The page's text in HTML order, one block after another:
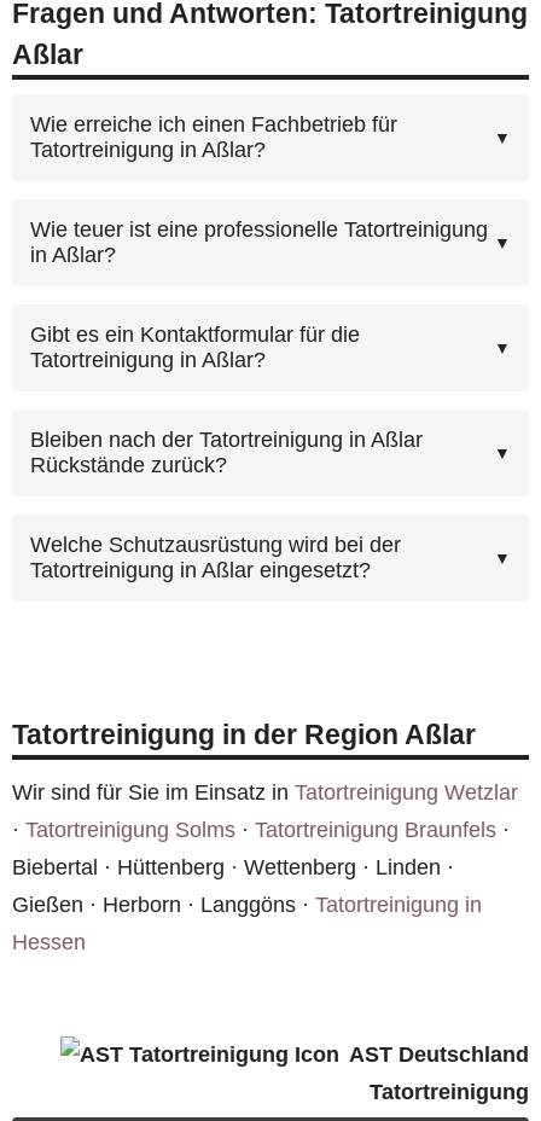
Fragen und Antworten: Tatortreinigung
Aßlar
Wie erreiche ich einen Fachbetrieb für
Tatortreinigung in Aßlar?
Kontaktieren Sie AST Deutschland unter
0800 6003005
Kostenvoranschlag für die Tatortreinigung in
Aßlar. Alternativ: Kontaktformular
Wie teuer ist eine professionelle Tatortreinigung
in Aßlar?
Die Kosten hängen vom Umfang der Reinigung,
der Raumgröße und dem Kontaminationsgrad
Hausratversicherung oder die
Wohngebäudeversicherung die Kosten. Wir
Kostenvoranschlag für Aßlar.
Gibt es ein Kontaktformular für die
Tatortreinigung in Aßlar?
Schildern Sie möglichst genau, was passiert ist:
Art des Vorfalls, Raumgröße, betroffene Flächen
Ereignis. Fotos über unserKontaktformular
erleichtern die Einschätzung für Aßlar erheblich.
Bleiben nach der Tatortreinigung in Aßlar
Rückstände zurück?
Ja, nach unserer Tatortreinigung ist die Wohnung
in Aßlar hygienisch unbedenklich. Alle
Welche Schutzausrüstung wird bei der
Tatortreinigung in Aßlar eingesetzt?
professioneller Schutzausrüstung und nach den
Richtlinien des Robert Koch-Instituts.
Tatortreinigung in der Region Aßlar
Wir sind für Sie im Einsatz in Tatortreinigung Wetzlar
· Tatortreinigung Solms · Tatortreinigung Braunfels ·
Biebertal · Hüttenberg · Wettenberg · Linden ·
Gießen · Herborn · Langgöns · Tatortreinigung in
Hessen
AST Deutschland
Tatortreinigung